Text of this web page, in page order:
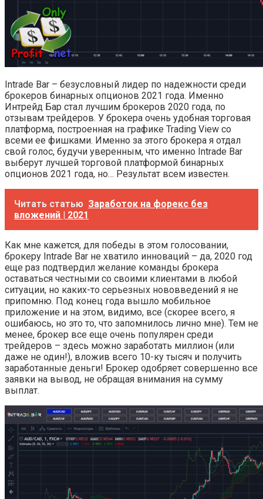
Intrade Bar – безусловный лидер по надежности среди
брокеров бинарных опционов 2021 года. Именно
Интрейд Бар стал лучшим брокеров 2020 года, по
отзывам трейдеров. У брокера очень удобная торговая
платформа, построенная на графике Trading View со
всеми ее фишками. Именно за этого брокера я отдал
свой голос, будучи уверенным, что именно Intrade Bar
выберут лучшей торговой платформой бинарных
опционов 2021 года, но… Результат всем известен.
Читать статью Заработок на форекс без
вложений | 2021
Как мне кажется, для победы в этом голосовании,
брокеру Intrade Bar не хватило инноваций – да, 2020 год
еще раз подтвердил желание команды брокера
оставаться честными со своими клиентами в любой
ситуации, но каких-то серьезных нововведений я не
припомню. Под конец года вышло мобильное
приложение и на этом, видимо, все (скорее всего, я
ошибаюсь, но это то, что запомнилось лично мне). Тем не
менее, брокер все еще очень популярен среди
трейдеров – здесь можно заработать миллион (или
даже не один!), вложив всего 10-ку тысяч и получить
заработанные деньги! Брокер одобряет совершенно все
заявки на вывод, не обращая внимания на сумму
выплат.